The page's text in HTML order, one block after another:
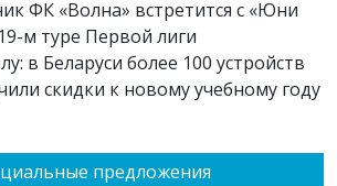
предложения
ФК «Волна» встретится с «Юни
м туре Первой лиги
в Беларуси более 100 устройств
скидки к новому учебному году